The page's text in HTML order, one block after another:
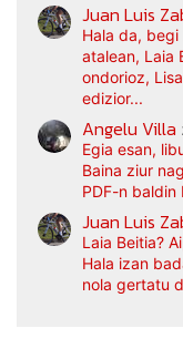
Juan Luis
Hala da,
atalean, Laia
ondorioz,
edizior...
Angelu Villa
Egia esan,
Baina ziur
PDF-n baldin
Juan Luis
Laia Beitia?
Hala izan
nola gertatu